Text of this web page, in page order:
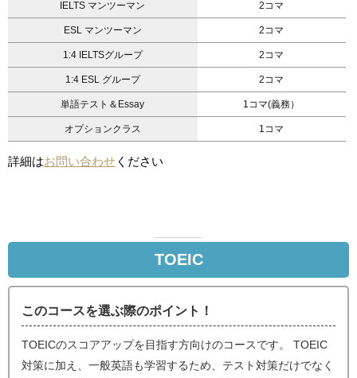
IELTS マンツーマン 2コマ
ESL マンツーマン 2コマ
1:4 IELTSグループ 2コマ
1:4 ESL グループ 2コマ
単語テスト＆Essay 1コマ(義務）
オプションクラス 1コマ
詳細はお問い合わせ ください
TOEIC
このコースを選ぶ際のポイント！
TOEICのスコアアップを目指す方向けのコースです。 TOEIC
対策に加え、一般英語も学習するため、テスト対策だけでなく